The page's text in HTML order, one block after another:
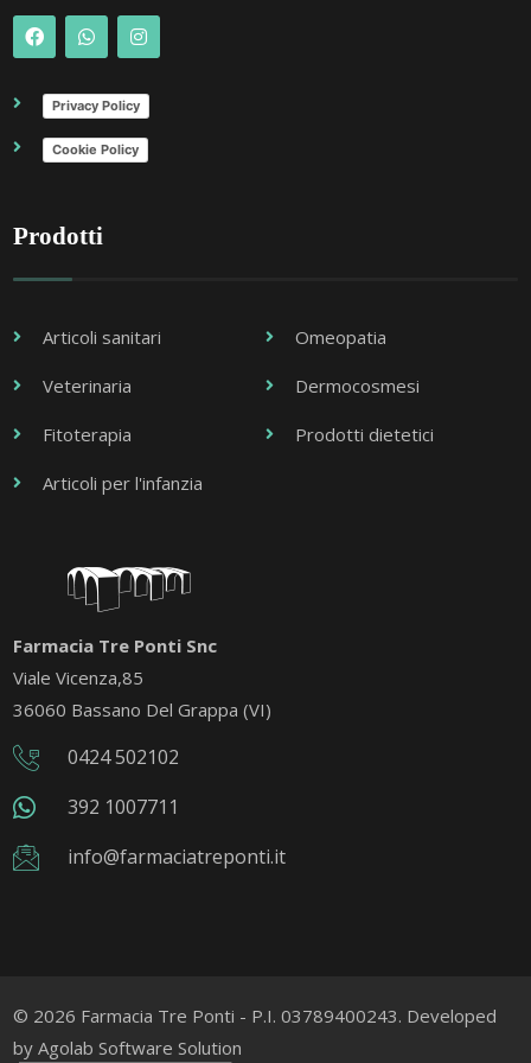
Privacy Policy
Cookie Policy
Prodotti
Articoli sanitari Omeopatia
Veterinaria Dermocosmesi
Fitoterapia Prodotti dietetici
Articoli per l'infanzia
Farmacia Tre Ponti Snc
Viale Vicenza,85
36060 Bassano Del Grappa (VI)
0424 502102
392 1007711
info@farmaciatreponti.it
© 2026 Farmacia Tre Ponti - P.I. 03789400243. Developed
byAgolab Software Solution